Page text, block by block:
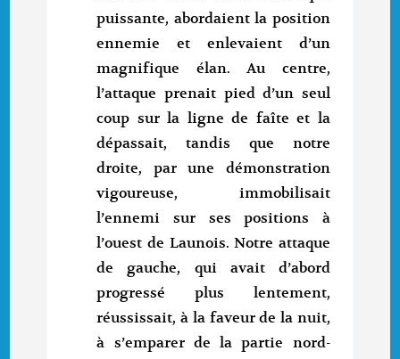
puissante, abordaient la position
ennemie et enlevaient d’un
magnifique élan. Au centre,
l’attaque prenait pied d’un seul
coup sur la ligne de faîte et la
dépassait, tandis que notre
droite, par une démonstration
vigoureuse, immobilisait
l’ennemi sur ses positions à
l’ouest de Launois. Notre attaque
de gauche, qui avait d’abord
progressé plus lentement,
réussissait, à la faveur de la nuit,
à s’emparer de la partie nord-